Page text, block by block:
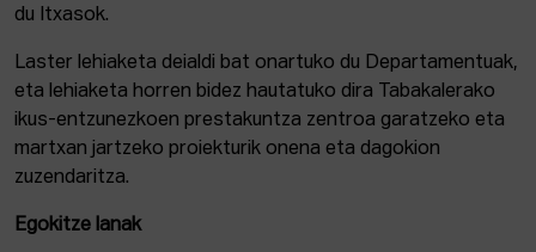
du Itxasok.
Laster lehiaketa deialdi bat onartuko du Departamentuak,
eta lehiaketa horren bidez hautatuko dira Tabakalerako
ikus-entzunezkoen prestakuntza zentroa garatzeko eta
martxan jartzeko proiekturik onena eta dagokion
zuzendaritza.
Egokitze lanak